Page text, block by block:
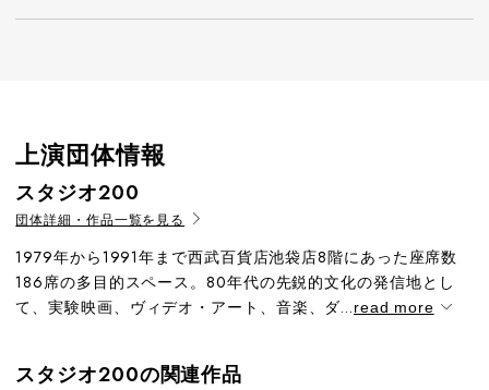
上演団体情報
スタジオ200
団体詳細・作品一覧を見る
1979年から1991年まで西武百貨店池袋店8階にあった座席数
186席の多目的スペース。80年代の先鋭的文化の発信地とし
て、実験映画、ヴィデオ・アート、音楽、ダ...read more
スタジオ200の関連作品